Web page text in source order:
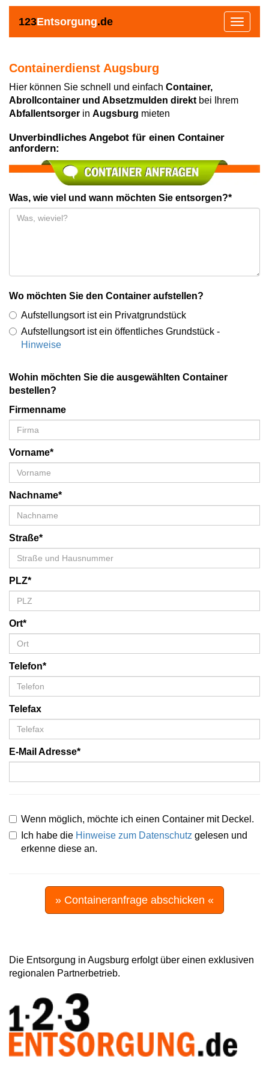
123Entsorgung.de
Toggle
Containerdienst Augsburg
Hier können Sie schnell und einfach Container,
Abrollcontainer und Absetzmulden direkt bei Ihrem
Abfallentsorger in Augsburg mieten
Unverbindliches Angebot für einen Container
anfordern:
Was, wie viel und wann möchten Sie entsorgen?*
Wo möchten Sie den Container aufstellen?
Aufstellungsort ist ein Privatgrundstück
Aufstellungsort ist ein öffentliches Grundstück -
Hinweise
Wohin möchten Sie die ausgewählten Container
bestellen?
Firmenname
Vorname*
Nachname*
Straße*
PLZ*
Ort*
Telefon*
Telefax
E-Mail Adresse*
Wenn möglich, möchte ich einen Container mit Deckel.
Ich habe die Hinweise zum Datenschutz gelesen und
erkenne diese an.
» Containeranfrage abschicken «
Die Entsorgung in Augsburg erfolgt über einen exklusiven
regionalen Partnerbetrieb.